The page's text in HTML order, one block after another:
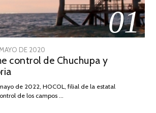
01
DE 2020
DE
2026
control de Chuchupa y
de 2022, HOCOL, filial de la estatal
de los campos …